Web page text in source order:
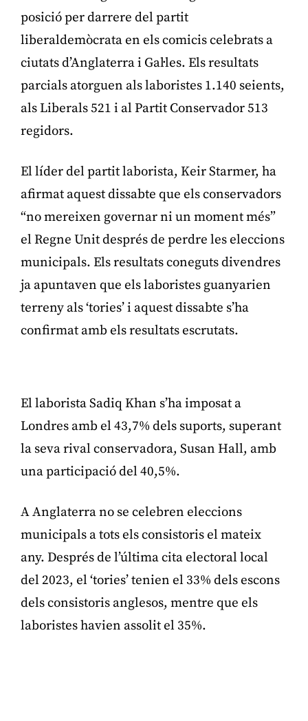
posició per darrere del partit
liberaldemòcrata en els comicis celebrats a
ciutats d’Anglaterra i Gal·les. Els resultats
parcials atorguen als laboristes 1.140 seients,
als Liberals 521 i al Partit Conservador 513
regidors.
El líder del partit laborista, Keir Starmer, ha
afirmat aquest dissabte que els conservadors
“no mereixen governar ni un moment més”
el Regne Unit després de perdre les eleccions
municipals. Els resultats coneguts divendres
ja apuntaven que els laboristes guanyarien
terreny als ‘tories’ i aquest dissabte s’ha
confirmat amb els resultats escrutats.
El laborista Sadiq Khan s’ha imposat a
Londres amb el 43,7% dels suports, superant
la seva rival conservadora, Susan Hall, amb
una participació del 40,5%.
A Anglaterra no se celebren eleccions
municipals a tots els consistoris el mateix
any. Després de l’última cita electoral local
del 2023, el ‘tories’ tenien el 33% dels escons
dels consistoris anglesos, mentre que els
laboristes havien assolit el 35%.